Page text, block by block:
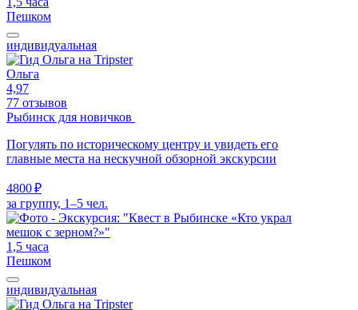
Пешком
индивидуальная
Ольга
4,97
77 отзывов
Рыбинск для новичков
Погулять по историческому центру и увидеть его
главные места на нескучной обзорной экскурсии
4800 ₽
за группу, 1–5 чел.
1,5 часа
Пешком
индивидуальная